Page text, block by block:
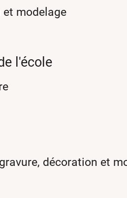
modelage
l'école
décoration et